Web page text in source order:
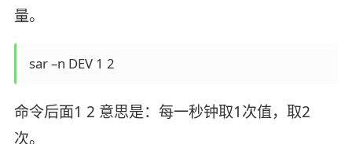
量。
sar –n DEV 1 2
命令后面1 2 意思是：每一秒钟取1次值，取2
次。